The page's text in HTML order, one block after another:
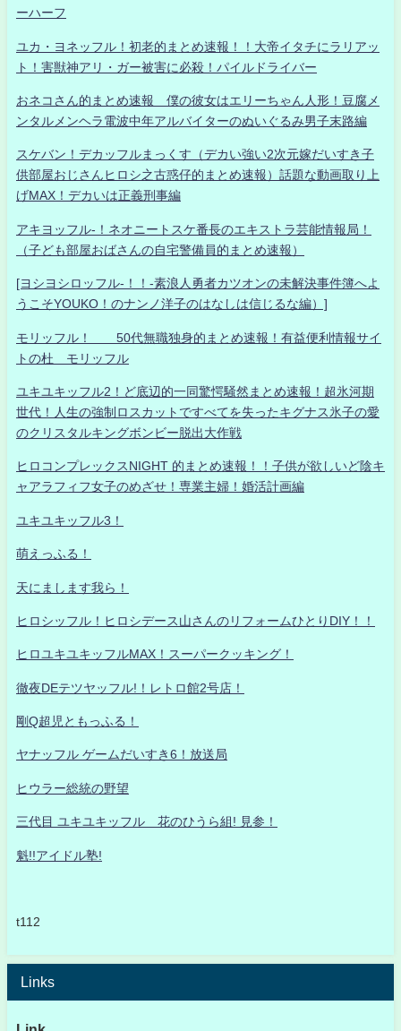
ーハーフ
ユカ・ヨネッフル！初老的まとめ速報！！大帝イタチにラリアッ
ト！害獣神アリ・ガー被害に必殺！パイルドライバー
おネコさん的まとめ速報 僕の彼女はエリーちゃん人形！豆腐メ
ンタルメンヘラ電波中年アルバイターのぬいぐるみ男子末路編
スケバン！デカッフルまっくす（デカい強い2次元嫁だいすき子
供部屋おじさんヒロシ之古惑仔的まとめ速報）話題な動画取り上
げMAX！デカいは正義刑事編
アキヨッフル-！ネオニートスケ番長のエキストラ芸能情報局！
（子ども部屋おばさんの自宅警備員的まとめ速報）
[ヨシヨシロッフル-！！-素浪人勇者カツオンの未解決事件簿へよ
うこそYOUKO！のナンノ洋子のはなしは信じるな編）]
モリッフル！ 50代無職独身的まとめ速報！有益便利情報サイ
トの杜 モリッフル
ユキユキッフル2！ど底辺的一同驚愕騒然まとめ速報！超氷河期
世代！人生の強制ロスカットですべてを失ったキグナス氷子の愛
のクリスタルキングボンビー脱出大作戦
ヒロコンプレックスNIGHT 的まとめ速報！！子供が欲しいど陰キ
ャアラフィフ女子のめざせ！専業主婦！婚活計画編
ユキユキッフル3！
萌えっふる！
天にまします我ら！
ヒロシッフル！ヒロシデース山さんのリフォームひとりDIY！！
ヒロユキユキッフルMAX！スーパークッキング！
徹夜DEテツヤッフル!！レトロ館2号店！
剛Q超児ともっふる！
ヤナッフル ゲームだいすき6！放送局
ヒウラー総統の野望
三代目 ユキユキッフル 花のひうら組! 見参！
魁!!アイドル塾!
t112
Links